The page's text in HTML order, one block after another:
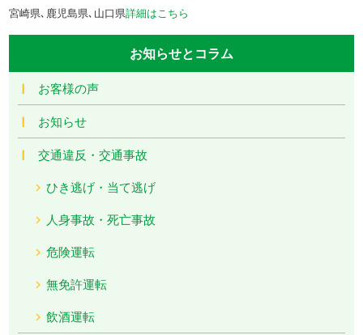
宮崎県､鹿児島県､山口県詳細はこちら
お知らせとコラム
お客様の声
お知らせ
交通違反・交通事故
ひき逃げ・当て逃げ
人身事故・死亡事故
危険運転
無免許運転
飲酒運転